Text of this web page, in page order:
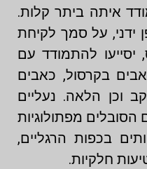
איתה ביתר קלות.
ידני, על סמך לקיחת
להתמודד עם
בקרסול, כאבים
וכן הלאה. נעליים
מפתולוגיות
בכפות הרגליים,
חלקיות.